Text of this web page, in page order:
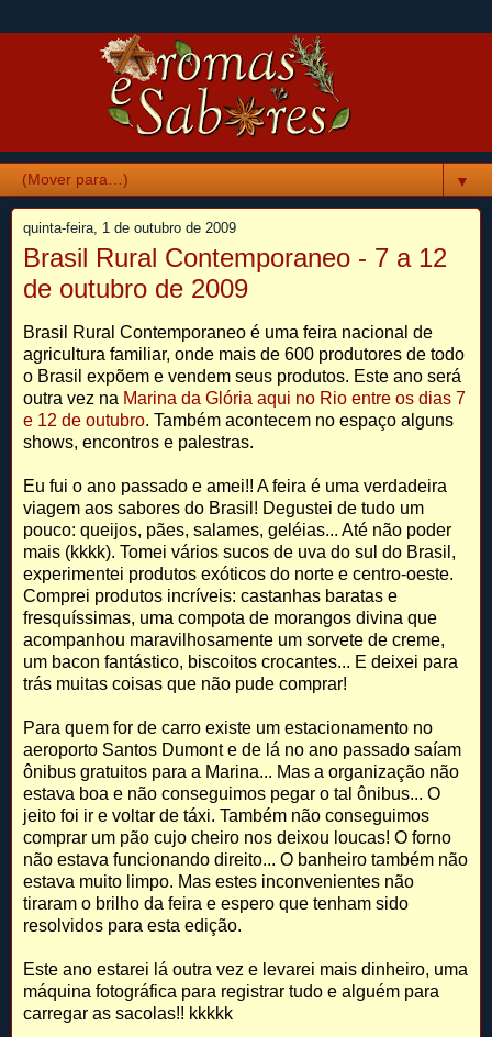
▼
quinta-feira, 1 de outubro de 2009
Brasil Rural Contemporaneo - 7 a 12
de outubro de 2009
Brasil Rural Contemporaneo é uma feira nacional de
agricultura familiar, onde mais de 600 produtores de todo
o Brasil expõem e vendem seus produtos. Este ano será
outra vez na Marina da Glória aqui no Rio entre os dias 7
e 12 de outubro. Também acontecem no espaço alguns
shows, encontros e palestras.
Eu fui o ano passado e amei!! A feira é uma verdadeira
viagem aos sabores do Brasil! Degustei de tudo um
pouco: queijos, pães, salames, geléias... Até não poder
mais (kkkk). Tomei vários sucos de uva do sul do Brasil,
experimentei produtos exóticos do norte e centro-oeste.
Comprei produtos incríveis: castanhas baratas e
fresquíssimas, uma compota de morangos divina que
acompanhou maravilhosamente um sorvete de creme,
um bacon fantástico, biscoitos crocantes... E deixei para
trás muitas coisas que não pude comprar!
Para quem for de carro existe um estacionamento no
aeroporto Santos Dumont e de lá no ano passado saíam
ônibus gratuitos para a Marina... Mas a organização não
estava boa e não conseguimos pegar o tal ônibus... O
jeito foi ir e voltar de táxi. Também não conseguimos
comprar um pão cujo cheiro nos deixou loucas! O forno
não estava funcionando direito... O banheiro também não
estava muito limpo. Mas estes inconvenientes não
tiraram o brilho da feira e espero que tenham sido
resolvidos para esta edição.
Este ano estarei lá outra vez e levarei mais dinheiro, uma
máquina fotográfica para registrar tudo e alguém para
carregar as sacolas!! kkkkk